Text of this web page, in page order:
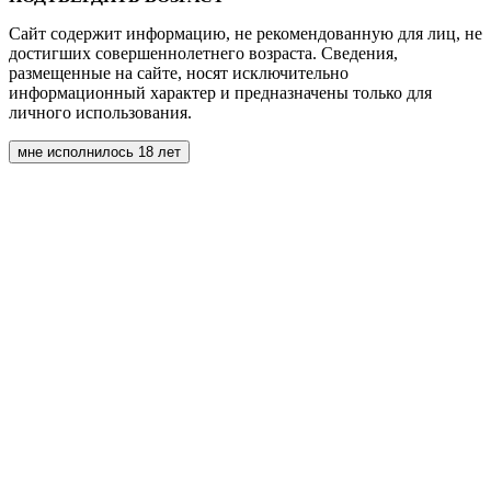
Сайт содержит информацию, не рекомендованную для лиц, не
достигших совершеннолетнего возраста. Сведения,
размещенные на сайте, носят исключительно
информационный характер и предназначены только для
личного использования.
мне исполнилось 18 лет